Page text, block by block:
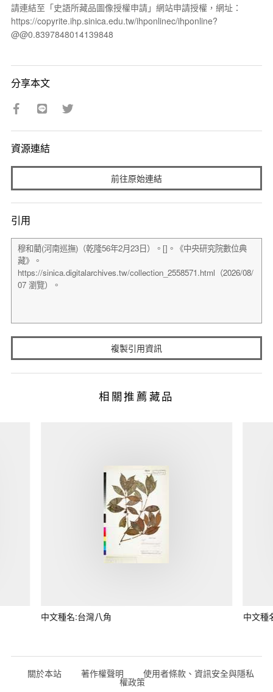
請連結至「史語所藏品圖像授權申請」網站申請授權，網址：
https://copyrite.ihp.sinica.edu.tw/ihponlinec/ihponline?
@@0.8397848014139848
分享本文
資源連結
前往原始連結
引用
複製引用資訊
相關推薦藏品
中文種名:台灣八角 中文種
關於本站 著作權聲明 使用者條款、資訊安全與隱私
權政策